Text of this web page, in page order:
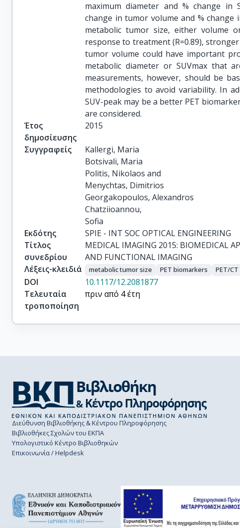
maximum diameter and % change in
change in tumor volume and % change
metabolic tumor size, either volume
response to treatment (R=0.89),
tumor volume could have important
metabolic diameter or SUVmax that
measurements, however, should be
methodologies to avoid variability. In
SUV-peak may be a better PET
are considered.
Έτος
δημοσίευσης
2015
Συγγραφείς
Kallergi, Maria
Botsivali, Maria
Politis, Nikolaos and
Menychtas, Dimitrios
Georgakopoulos, Alexandros
Chatziioannou,
Sofia
Εκδότης
SPIE - INT SOC OPTICAL ENGINEERING
Τίτλος
συνεδρίου
MEDICAL IMAGING 2015: BIOMEDICAL
AND FUNCTIONAL IMAGING
Λέξεις-κλειδιά
metabolic tumor size PET biomarkers PET/
DOI
10.1117/12.2081877
Τελευταία
τροποποίηση
πριν από 4 έτη
Διεύθυνση Βιβλιοθήκης & Κέντρου Πληροφόρησης
Βιβλιοθήκες Σχολών του ΕΚΠΑ
Υπολογιστικό Κέντρο Βιβλιοθηκών
Επικοινωνία / Helpdesk